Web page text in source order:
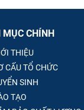
MỤC CHÍNH
THIỆU
CẤU TỔ CHỨC
SINH
TẠO